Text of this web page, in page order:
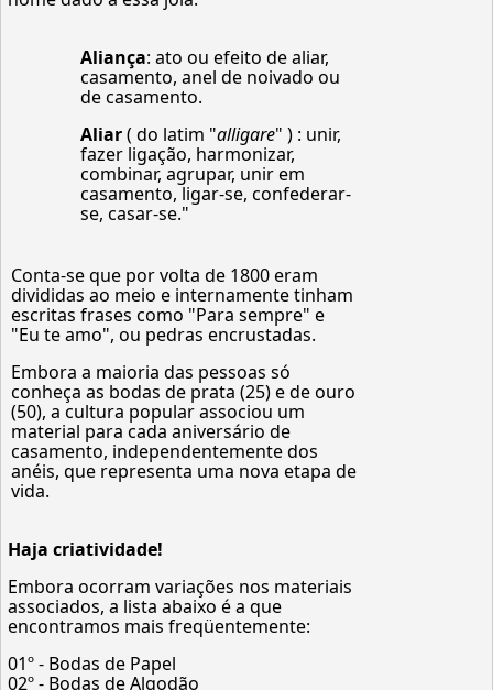
Aliança: ato ou efeito de aliar,
casamento, anel de noivado ou
de casamento.
Aliar( do latim "alligare" ) : unir,
fazer ligação, harmonizar,
combinar, agrupar, unir em
casamento, ligar-se, confederar-
se, casar-se."
Conta-se que por volta de 1800 eram
divididas ao meio e internamente tinham
escritas frases como "Para sempre" e
"Eu te amo", ou pedras encrustadas.
Embora a maioria das pessoas só
conheça as bodas de prata (25) e de ouro
(50), a cultura popular associou um
material para cada aniversário de
casamento, independentemente dos
anéis, que representa uma nova etapa de
vida.
Haja criatividade!
Embora ocorram variações nos materiais
associados, a lista abaixo é a que
encontramos mais freqüentemente:
01º - Bodas de Papel
02º - Bodas de Algodão